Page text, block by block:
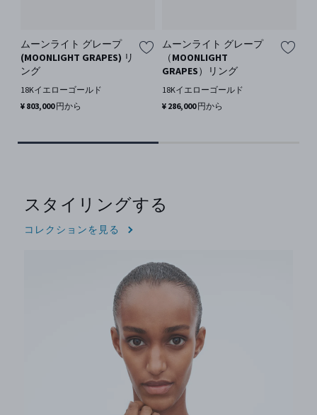
ムーンライト グレープ
(MOONLIGHT GRAPES) リ
ング
18Kイエローゴールド
¥ 803,000 円から
ムーンライト グレープ
（MOONLIGHT
GRAPES）リング
18Kイエローゴールド
¥ 286,000 円から
スタイリングする
コレクションを見る